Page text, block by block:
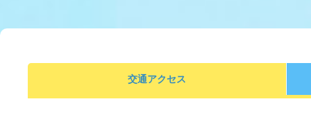
今節の進入コース別成績
佐賀支部選手一覧 記念競走優勝選手一覧
交通アクセス